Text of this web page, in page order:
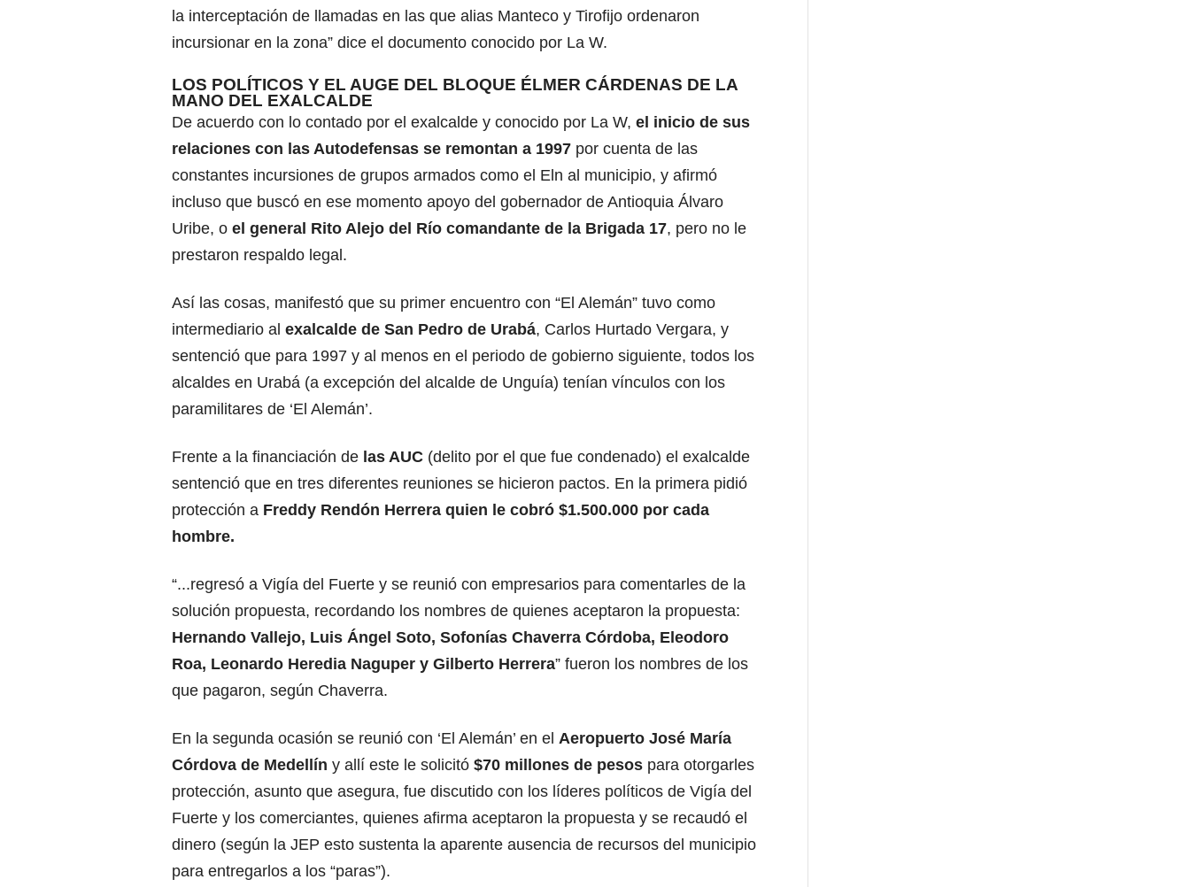
la interceptación de llamadas en las que alias Manteco y Tirofijo ordenaron
incursionar en la zona” dice el documento conocido por La W.
LOS POLÍTICOS Y EL AUGE DEL BLOQUE ÉLMER CÁRDENAS DE LA
MANO DEL EXALCALDE
De acuerdo con lo contado por el exalcalde y conocido por La W, el inicio de sus
relaciones con las Autodefensas se remontan a 1997 por cuenta de las
constantes incursiones de grupos armados como el Eln al municipio, y afirmó
incluso que buscó en ese momento apoyo del gobernador de Antioquia Álvaro
Uribe, o el general Rito Alejo del Río comandante de la Brigada 17, pero no le
prestaron respaldo legal.
Así las cosas, manifestó que su primer encuentro con “El Alemán” tuvo como
intermediario al exalcalde de San Pedro de Urabá, Carlos Hurtado Vergara, y
sentenció que para 1997 y al menos en el periodo de gobierno siguiente, todos los
alcaldes en Urabá (a excepción del alcalde de Unguía) tenían vínculos con los
paramilitares de ‘El Alemán’.
Frente a la financiación de las AUC (delito por el que fue condenado) el exalcalde
sentenció que en tres diferentes reuniones se hicieron pactos. En la primera pidió
protección a Freddy Rendón Herrera quien le cobró $1.500.000 por cada
hombre.
“...regresó a Vigía del Fuerte y se reunió con empresarios para comentarles de la
solución propuesta, recordando los nombres de quienes aceptaron la propuesta:
Hernando Vallejo, Luis Ángel Soto, Sofonías Chaverra Córdoba, Eleodoro
Roa, Leonardo Heredia Naguper y Gilberto Herrera” fueron los nombres de los
que pagaron, según Chaverra.
En la segunda ocasión se reunió con ‘El Alemán’ en el Aeropuerto José María
Córdova de Medellín y allí este le solicitó $70 millones de pesos para otorgarles
protección, asunto que asegura, fue discutido con los líderes políticos de Vigía del
Fuerte y los comerciantes, quienes afirma aceptaron la propuesta y se recaudó el
dinero (según la JEP esto sustenta la aparente ausencia de recursos del municipio
para entregarlos a los “paras”).